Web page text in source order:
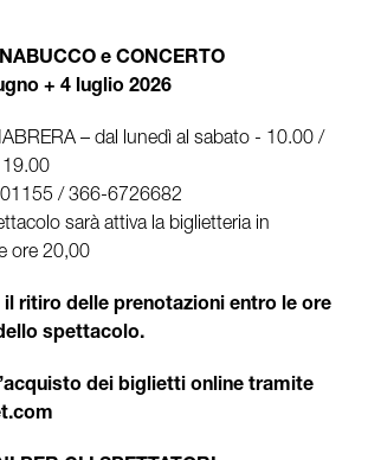
e CONCERTO
+ 4 luglio 2026
– dal lunedì al sabato - 10.00 /
19.00
/ 366-6726682
sarà attiva la biglietteria in
ore 20,00
ritiro delle prenotazioni entro le ore
spettacolo.
dei biglietti online tramite